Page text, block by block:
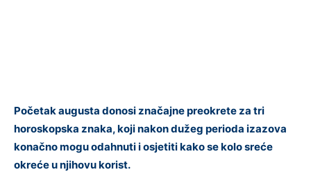
Početak augusta donosi značajne preokrete za tri
horoskopska znaka, koji nakon dužeg perioda izazova
konačno mogu odahnuti i osjetiti kako se kolo sreće
okreće u njihovu korist.